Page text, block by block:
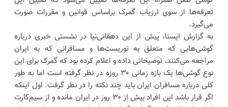
تعرفه‌ها از سوی ارزیاب گمرک براساس قوانین و مقررات صورت
می‌گیرد.
به گزارش ایسنا، پیش از این دهقانی‌نیا در نشستی خبری درباره
گوشی‌هایی که متعلق به توریست‌ها و مسافرانی که به ایران
مراجعه می‌کنند، توضیحاتی داده و اعلام کرده بود که گمرک برای این
نوع گوشی‌ها یک بازه زمانی ۳۰ روزه در نظر گرفته است اما به طور
کلی درباره مسافران ایران باید چند نکته را در نظر گرفت. اول اینکه
اگر قرار باشد این افراد بیش از ۳۰ روز در ایران مانده و از سیم‌کارت